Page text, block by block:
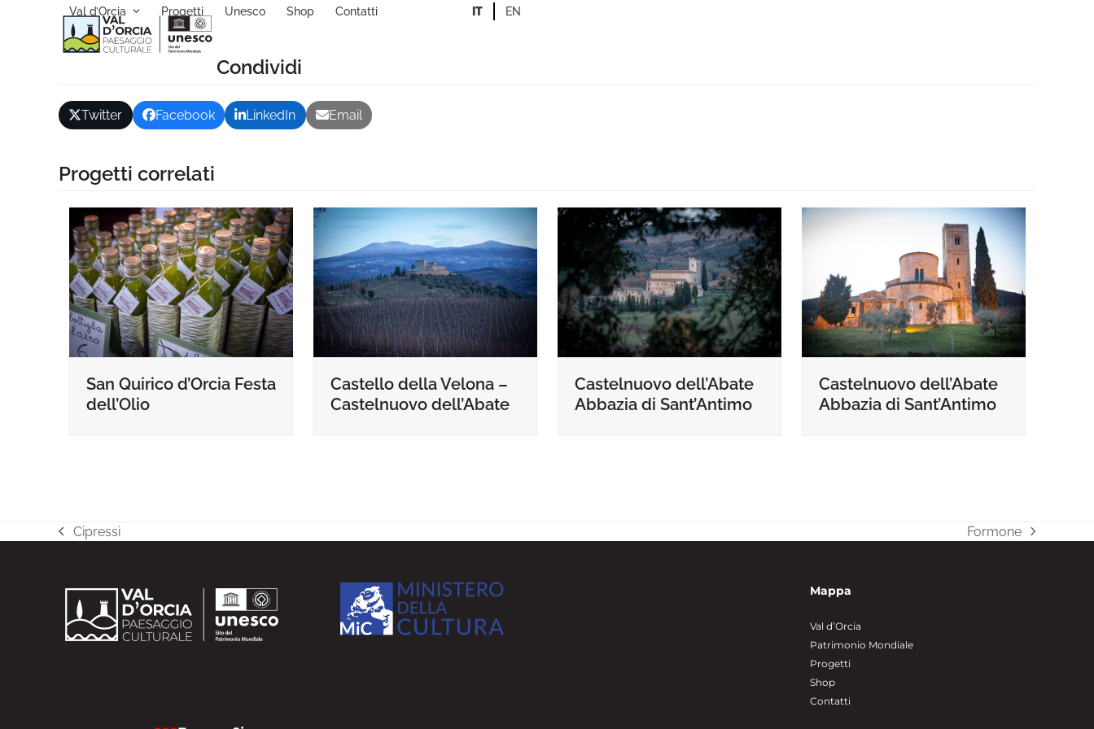
Val d’Orcia Progetti Unesco Shop Contatti IT EN
Condividi
Twitter Facebook LinkedIn Email
Progetti correlati
San Quirico d’Orcia Festa
dell’Olio
Castello della Velona –
Castelnuovo dell’Abate
Castelnuovo dell’Abate
Abbazia di Sant’Antimo
Castelnuovo dell’Abate
Abbazia di Sant’Antimo
post
Cipressi
articolo
Formone
Mappa
Val d’Orcia
Patrimonio Mondiale
Progetti
Shop
Contatti